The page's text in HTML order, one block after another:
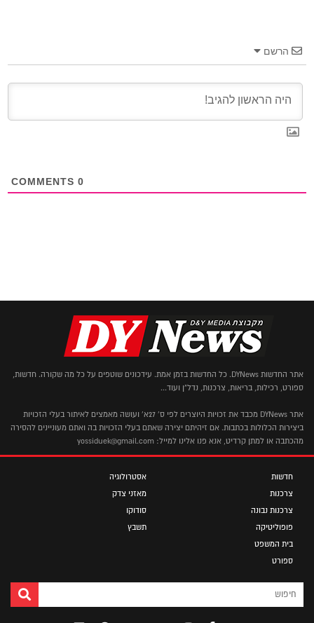
הרשם
0
אתר החדשות DYNews. כל החדשות בזמן אמת. עידכונים שוטפים על כל מה שקורה. חדשות,
ספורט, רכילות, בריאות, צרכנות, נדל"ן ועוד...
אתר DYNews מכבד את זכויות היוצרים לפי ס' 27א' ועושה מאמצים לאיתור בעלי הזכויות
ביצירות הכלולות בכתבות. אם זיהיתם יצירה שאתם בעלי הזכויות בה ואתם מעוניינים להסירה
מהכתבה או למתן קרדיט, אנא פנו אלינו למייל: yossiduek@gmail.com
חדשות
צרכנות
צרכנות נבונה
פופוליטיקה
בית המשפט
ספורט
אסטרולוגיה
מאזני צדק
סודוקו
תשבץ